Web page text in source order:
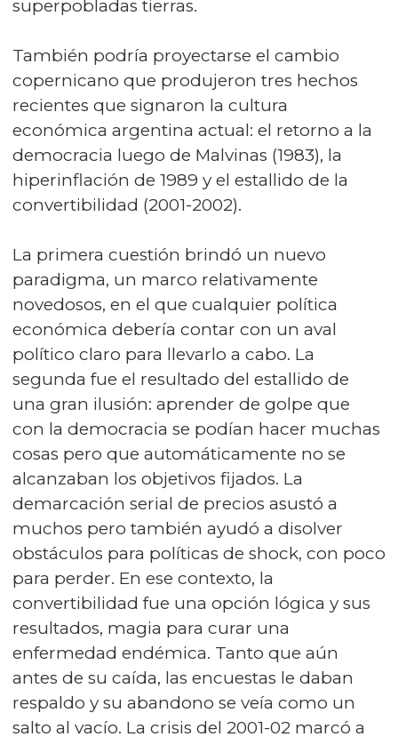
superpobladas tierras.
También podría proyectarse el cambio
copernicano que produjeron tres hechos
recientes que signaron la cultura
económica argentina actual: el retorno a la
democracia luego de Malvinas (1983), la
hiperinflación de 1989 y el estallido de la
convertibilidad (2001-2002).
La primera cuestión brindó un nuevo
paradigma, un marco relativamente
novedosos, en el que cualquier política
económica debería contar con un aval
político claro para llevarlo a cabo. La
segunda fue el resultado del estallido de
una gran ilusión: aprender de golpe que
con la democracia se podían hacer muchas
cosas pero que automáticamente no se
alcanzaban los objetivos fijados. La
demarcación serial de precios asustó a
muchos pero también ayudó a disolver
obstáculos para políticas de shock, con poco
para perder. En ese contexto, la
convertibilidad fue una opción lógica y sus
resultados, magia para curar una
enfermedad endémica. Tanto que aún
antes de su caída, las encuestas le daban
respaldo y su abandono se veía como un
salto al vacío. La crisis del 2001-02 marcó a